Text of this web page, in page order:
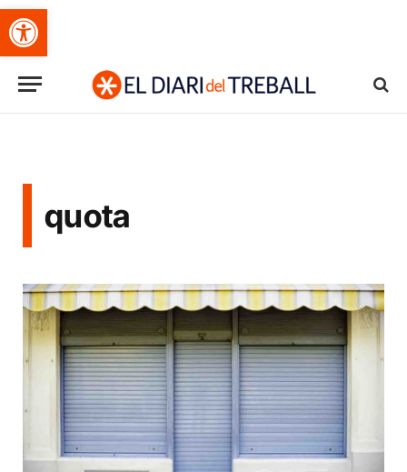
Obre la barra d'eines
quota